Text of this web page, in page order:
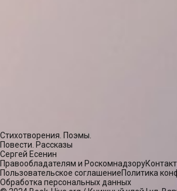
Стихотворения. Поэмы.
Повести. Рассказы
Сергей Есенин
Правообладателям и Роскомнадзору
Пользовательское соглашениеПолитика
Обработка персональных данных